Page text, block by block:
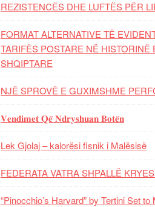
REZISTENCЁS DHE LUFTЁS PЁR
FORMAT ALTERNATIVE TË
TARIFËS POSTARE NË HISTORINË
SHQIPTARE
NJË SPROVË E GUXIMSHME
𝐕𝐞𝐧𝐝𝐢𝐦𝐞𝐭 𝐐𝐞̈ 𝐍𝐝𝐫𝐲𝐬𝐡𝐮𝐚𝐧 𝐁𝐨𝐭𝐞̈𝐧
Lek Gjolaj – kalorësi fisnik i Malësisë
FEDERATA VATRA SHPALLË
“Pinocchio’s Harvard” by Tertini Set to